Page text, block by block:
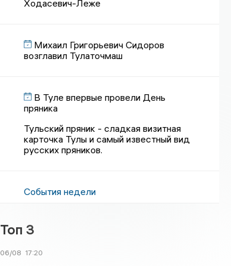
Ходасевич-Леже
Михаил Григорьевич Сидоров
возглавил Тулаточмаш
В Туле впервые провели День
пряника
Тульский пряник - сладкая визитная
карточка Тулы и самый известный вид
русских пряников.
События недели
Топ 3
06/08 17:20